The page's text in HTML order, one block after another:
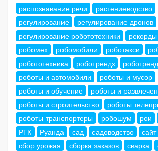
распознавание речи
растениеводство
регулирование
регулирование дронов
регулирование робототехники
рекорды
робомех
робомобили роботакси
робототехника
роботрендз
роботы и автомобили
роботы и мусор
роботы и обучение
роботы и
роботы и строительство
роботы
роботы-транспортеры
робошум рои
РТК
Руанда сад садоводство
сбор урожая
сборка заказов сварка